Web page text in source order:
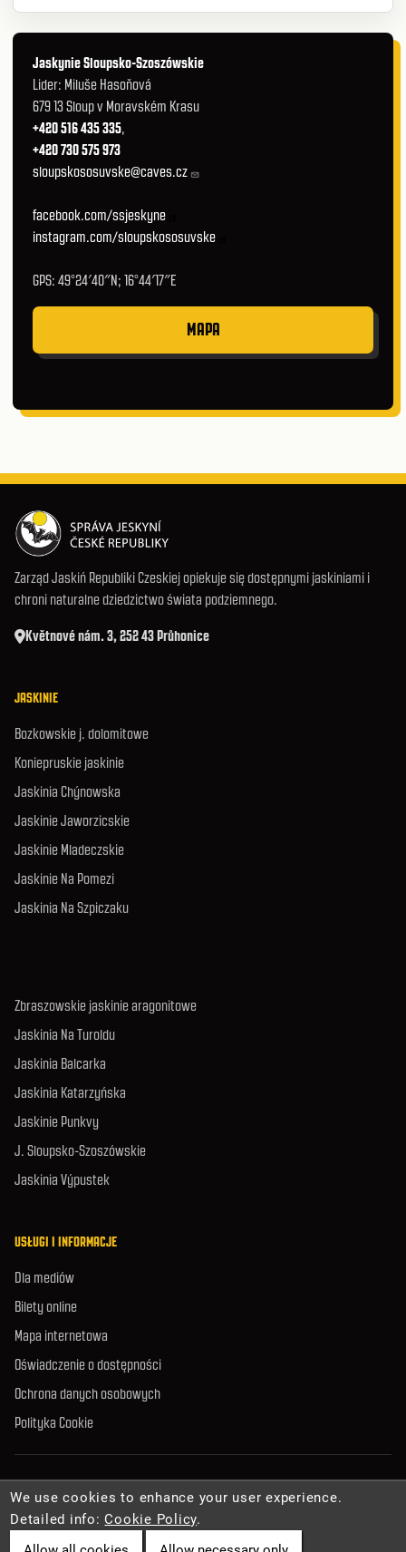
Jaskynie Sloupsko-Szoszówskie
Lider: Miluše Hasoňová
679 13 Sloup v Moravském Krasu
+420 516 435 335,
+420 730 575 973
sloupskososuvske@caves.cz
facebook.com/ssjeskyne
instagram.com/sloupskososuvske
GPS: 49°24′40″N; 16°44′17″E
MAPA
Zarząd Jaskiń Republiki Czeskiej opiekuje się dostępnymi jaskiniami i
chroni naturalne dziedzictwo świata podziemnego.
Květnové nám. 3, 252 43 Průhonice
JASKINIE
Bozkowskie j. dolomitowe
Koniepruskie jaskinie
Jaskinia Chýnowska
Jaskinie Jaworzicskie
Jaskinie Mladeczskie
Jaskinie Na Pomezi
Jaskinia Na Szpiczaku
Zbraszowskie jaskinie aragonitowe
Jaskinia Na Turoldu
Jaskinia Balcarka
Jaskinia Katarzyńska
Jaskinie Punkvy
J. Sloupsko-Szoszówskie
Jaskinia Výpustek
USŁUGI I INFORMACJE
Dla mediów
Bilety online
Mapa internetowa
Oświadczenie o dostępności
Ochrona danych osobowych
Polityka Cookie
© 2026 Zarząd Jaskiń Republiki Czeskiej. Wszelkie prawa zastrzeżone.
We use cookies to enhance your user experience.
Detailed info:Cookie Policy.